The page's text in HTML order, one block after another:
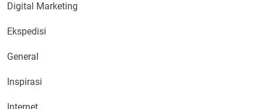
Digital Marketing
Ekspedisi
General
Inspirasi